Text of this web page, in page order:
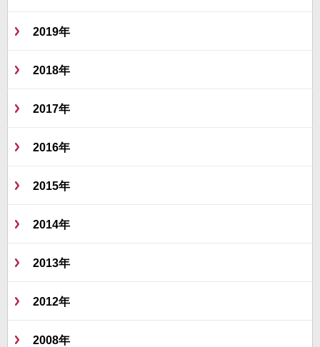
2019年
2018年
2017年
2016年
2015年
2014年
2013年
2012年
2008年